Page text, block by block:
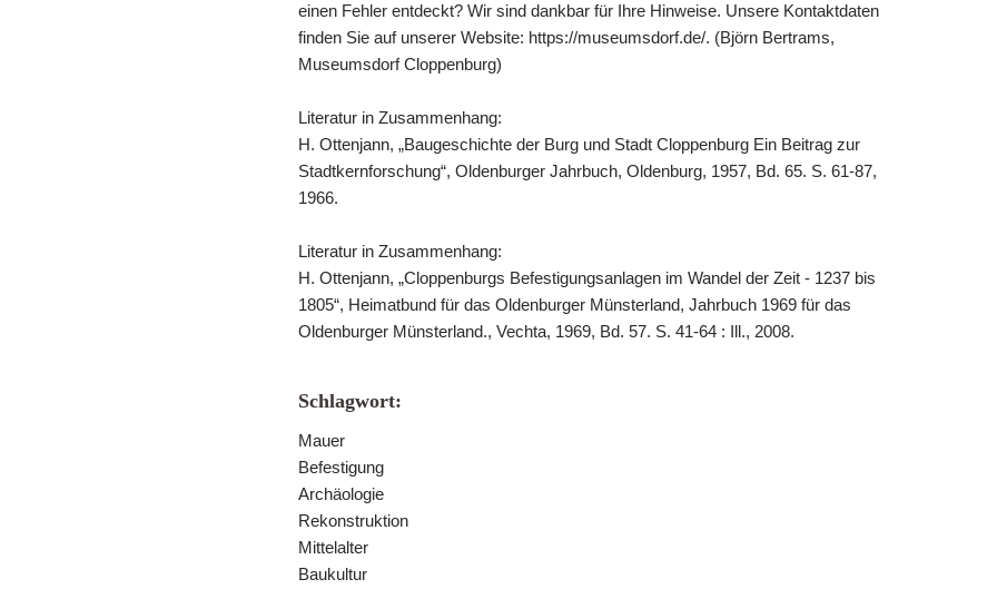
einen Fehler entdeckt? Wir sind dankbar für Ihre Hinweise. Unsere Kontaktdaten
finden Sie auf unserer Website: https://museumsdorf.de/. (Björn Bertrams,
Museumsdorf Cloppenburg)
Literatur in Zusammenhang:
H. Ottenjann, „Baugeschichte der Burg und Stadt Cloppenburg Ein Beitrag zur
Stadtkernforschung“, Oldenburger Jahrbuch, Oldenburg, 1957, Bd. 65. S. 61-87,
1966.
Literatur in Zusammenhang:
H. Ottenjann, „Cloppenburgs Befestigungsanlagen im Wandel der Zeit - 1237 bis
1805“, Heimatbund für das Oldenburger Münsterland, Jahrbuch 1969 für das
Oldenburger Münsterland., Vechta, 1969, Bd. 57. S. 41-64 : Ill., 2008.
Schlagwort:
Mauer
Befestigung
Archäologie
Rekonstruktion
Mittelalter
Baukultur